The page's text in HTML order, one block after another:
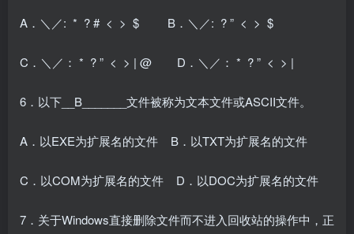
A．＼／: * ? # < > $ B．＼／: ? ” < > $
C．＼／： * ? ” < > | @ D．＼／： * ? ” < > |
6．以下__B_______文件被称为文本文件或ASCII文件。
A．以EXE为扩展名的文件 B．以TXT为扩展名的文件
C．以COM为扩展名的文件 D．以DOC为扩展名的文件
7．关于Windows直接删除文件而不进入回收站的操作中，正